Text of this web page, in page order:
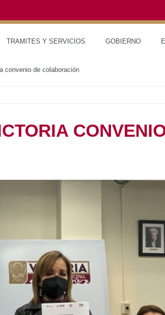
TRAMITES Y SERVICIOS GOBIERNO
de colaboración
CONVENIO